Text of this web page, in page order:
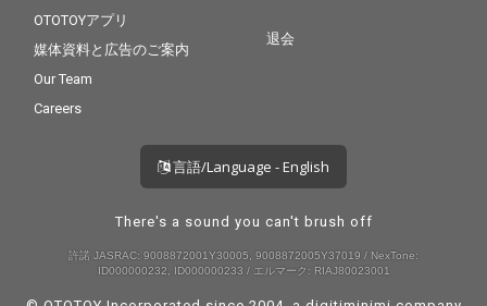
OTOTOYアプリ
媒体資料と広告のご案内
Our Team
Careers
退会
言語/Language - English
There's a sound you can't brush off
許諾 JASRAC: 9008872001Y30005, 9008872005Y37019 / NexTone:
ID000000232, ID000000233 / エルマーク: RIAJ80023001